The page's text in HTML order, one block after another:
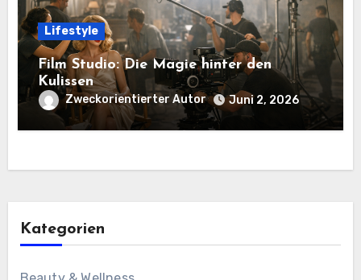
Lifestyle
Film Studio: Die Magie hinter den
Kulissen
Zweckorientierter Autor Juni 2, 2026
Kategorien